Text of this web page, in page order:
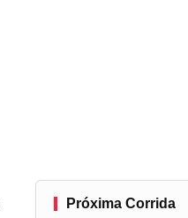
Próxima Corrida